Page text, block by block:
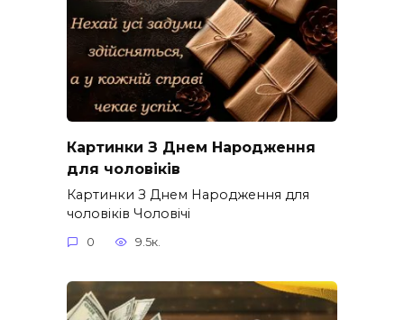
Картинки З Днем Народження
для чоловіків​
Картинки З Днем Народження для
чоловіків​ Чоловічі
0 9.5к.